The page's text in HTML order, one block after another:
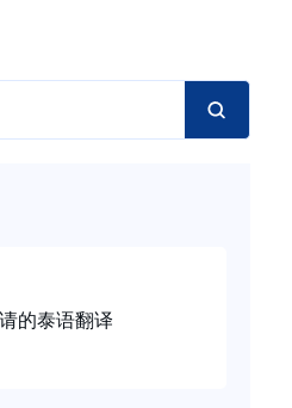
的泰语翻译